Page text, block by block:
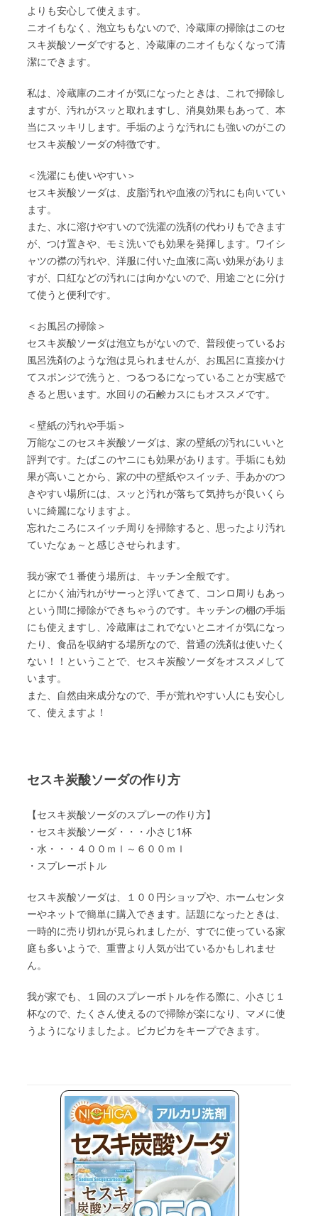
よりも安心して使えます。
ニオイもなく、泡立ちもないので、冷蔵庫の掃除はこのセ
スキ炭酸ソーダですると、冷蔵庫のニオイもなくなって清
潔にできます。
私は、冷蔵庫のニオイが気になったときは、これで掃除し
ますが、汚れがスッと取れますし、消臭効果もあって、本
当にスッキリします。手垢のような汚れにも強いのがこの
セスキ炭酸ソーダの特徴です。
＜洗濯にも使いやすい＞
セスキ炭酸ソーダは、皮脂汚れや血液の汚れにも向いてい
ます。
また、水に溶けやすいので洗濯の洗剤の代わりもできます
が、つけ置きや、モミ洗いでも効果を発揮します。ワイシ
ャツの襟の汚れや、洋服に付いた血液に高い効果がありま
すが、口紅などの汚れには向かないので、用途ごとに分け
て使うと便利です。
＜お風呂の掃除＞
セスキ炭酸ソーダは泡立ちがないので、普段使っているお
風呂洗剤のような泡は見られませんが、お風呂に直接かけ
てスポンジで洗うと、つるつるになっていることが実感で
きると思います。水回りの石鹸カスにもオススメです。
＜壁紙の汚れや手垢＞
万能なこのセスキ炭酸ソーダは、家の壁紙の汚れにいいと
評判です。たばこのヤニにも効果があります。手垢にも効
果が高いことから、家の中の壁紙やスイッチ、手あかのつ
きやすい場所には、スッと汚れが落ちて気持ちが良いくら
いに綺麗になりますよ。
忘れたころにスイッチ周りを掃除すると、思ったより汚れ
ていたなぁ～と感じさせられます。
我が家で１番使う場所は、キッチン全般です。
とにかく油汚れがサーっと浮いてきて、コンロ周りもあっ
という間に掃除ができちゃうのです。キッチンの棚の手垢
にも使えますし、冷蔵庫はこれでないとニオイが気になっ
たり、食品を収納する場所なので、普通の洗剤は使いたく
ない！！ということで、セスキ炭酸ソーダをオススメして
います。
また、自然由来成分なので、手が荒れやすい人にも安心し
て、使えますよ！
セスキ炭酸ソーダの作り方
【セスキ炭酸ソーダのスプレーの作り方】
・セスキ炭酸ソーダ・・・小さじ1杯
・水・・・４００ｍｌ～６００ｍｌ
・スプレーボトル
セスキ炭酸ソーダは、１００円ショップや、ホームセンタ
ーやネットで簡単に購入できます。話題になったときは、
一時的に売り切れが見られましたが、すでに使っている家
庭も多いようで、重曹より人気が出ているかもしれませ
ん。
我が家でも、１回のスプレーボトルを作る際に、小さじ１
杯なので、たくさん使えるので掃除が楽になり、マメに使
うようになりましたよ。ピカピカをキープできます。